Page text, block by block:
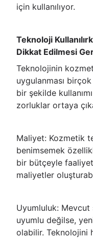
için kullanılıyor.
Teknoloji
Dikkat Edilmesi
Teknolojinin
uygulanması
bir şekilde
zorluklar ortaya
Maliyet: Kozmetik
benimsemek
bir bütçeyle
maliyetler
Uyumluluk:
uyumlu değilse,
olabilir. Teknolojini